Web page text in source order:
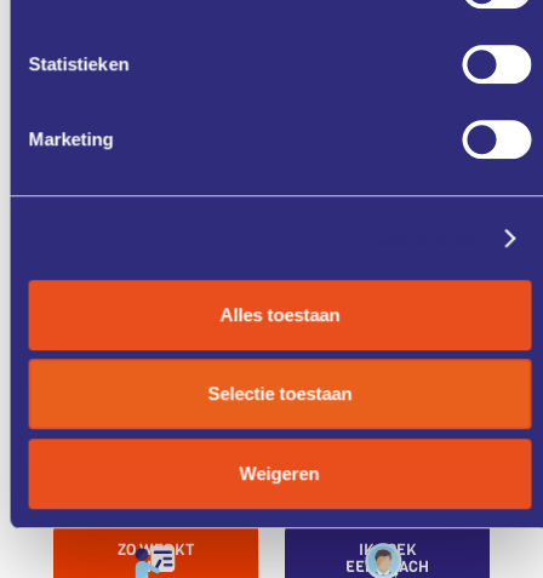
Statistieken
Marketing
Alles toestaan
Selectie toestaan
Weigeren
KENNIS &
FONDSEN &
ZO WERKT
HET
IK ZOEK
EEN COACH